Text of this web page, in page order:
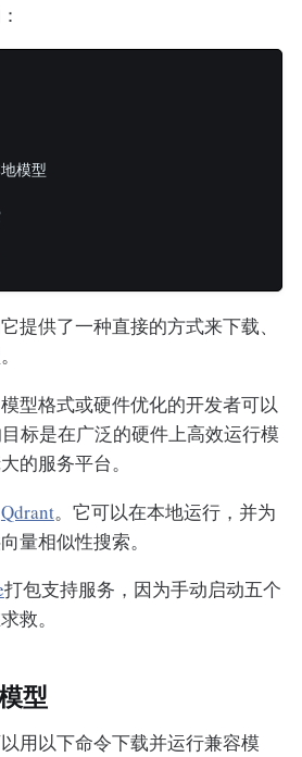
模型
提供了一种直接的方式来下载、
型格式或硬件优化的开发者可以
标是在广泛的硬件上高效运行模
的服务平台。
Qdrant。它可以在本地运行，并为
量相似性搜索。
打包支持服务，因为手动启动五个
救。
型
用以下命令下载并运行兼容模